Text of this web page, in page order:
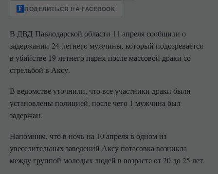
ПОДЕЛИТЬСЯ НА FACEBOOK
В ДВД Павлодарской области 11 апреля сообщили о
задержании 24-летнего мужчины, который подозревается
в убийстве 19-летнего парня после массовой драки со
стрельбой в Аксу.
В ведомстве уточнили, что все участники драки были
установлены полицией, после чего 1 мужчина был
задержан.
Напомним, что в ночь на 10 апреля в одном из
увеселительных заведений Аксу потасовка возникла
между группой молодых людей в возрасте от 20 до 25 лет.